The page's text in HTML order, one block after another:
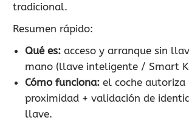
tradicional.
Resumen rápido:
Qué es: acceso y arranque sin
mano (llave inteligente / Smart
Cómo funciona: el coche autoriza
proximidad + validación de
llave.